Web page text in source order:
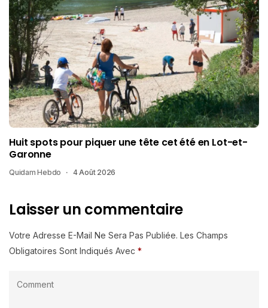
Huit spots pour piquer une tête cet été en Lot-et-
Garonne
Quidam Hebdo 4 Août 2026
Laisser un commentaire
Votre Adresse E-Mail Ne Sera Pas Publiée. Les Champs
Obligatoires Sont Indiqués Avec *